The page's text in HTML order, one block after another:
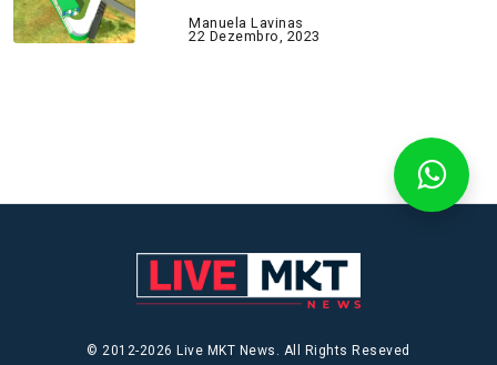
Manuela Lavinas
22 Dezembro, 2023
© 2012-2026 Live MKT News. All Rights Reseved